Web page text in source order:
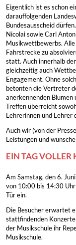
Eigentlich ist es schon
darauffolgenden
Bundesausscheid
Nicolai sowie Carl
Musikwettbewerbs.
Fahrstrecke zu
statt. Auch innerhalb
gleichzeitig auch
Engagement. Ohne
betonten die Vertreter
anerkennenden
Treffen überreicht
Lehrerinnen und Lehrer
Auch wir (von der
Leistungen und
EIN TAG VOLLER
Am Samstag, den 6.
von 10:00 bis 14:30
Tür ein.
Die Besucher erwartet
stattfindenden
der Musikschule ihr
Musikschule.